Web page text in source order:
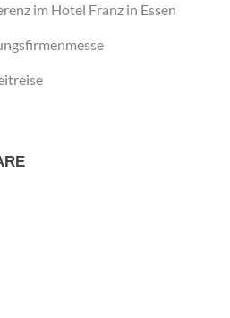
im Hotel Franz in Essen